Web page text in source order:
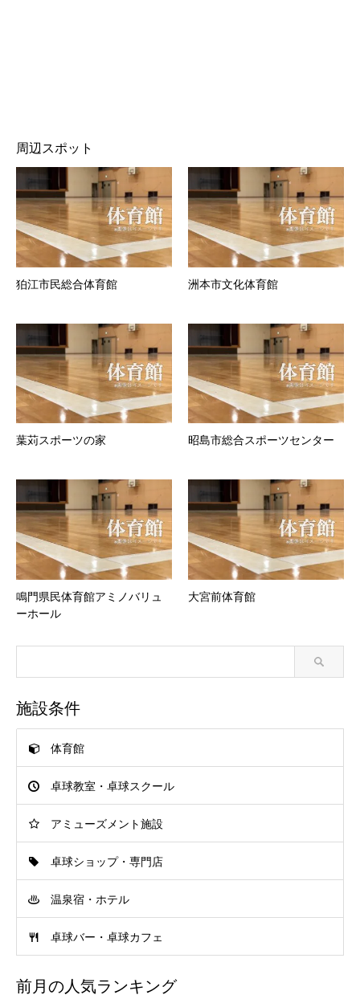
周辺スポット
狛江市民総合体育館 洲本市文化体育館
葉苅スポーツの家 昭島市総合スポーツセンター
鳴門県民体育館アミノバリュ
ーホール
大宮前体育館
施設条件
体育館
卓球教室・卓球スクール
アミューズメント施設
卓球ショップ・専門店
温泉宿・ホテル
卓球バー・卓球カフェ
前月の人気ランキング